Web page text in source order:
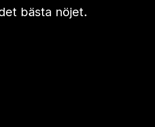
bästa nöjet.